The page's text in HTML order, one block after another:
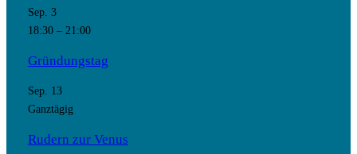
Sep. 3
18:30– 21:00
Gründungstag
Sep. 13
Ganztägig
Rudern zur Venus